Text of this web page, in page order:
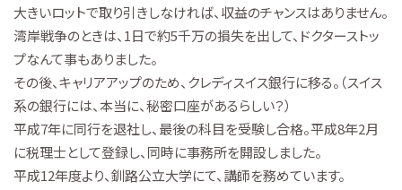
大きいロットで取り引きしなければ、収益のチャンスはありません。
湾岸戦争のときは、1日で約5千万の損失を出して、ドクターストッ
プなんて事もありました。
その後、キャリアアップのため、クレディスイス銀行に移る。（スイス
系の銀行には、本当に、秘密口座があるらしい？）
平成7年に同行を退社し、最後の科目を受験し合格。平成8年2月
に税理士として登録し、同時に事務所を開設しました。
平成12年度より、釧路公立大学にて、講師を務めています。